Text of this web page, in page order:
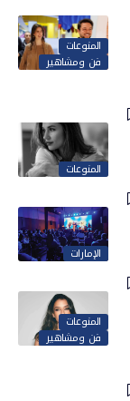
المنوعات
فن ومشاهير
المنوعات
الإمارات
المنوعات
فن ومشاهير